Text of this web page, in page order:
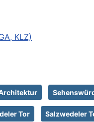
KLZ)
Tor Salzwedeler